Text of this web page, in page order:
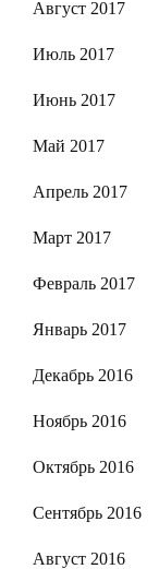
Август 2017
Июль 2017
Июнь 2017
Май 2017
Апрель 2017
Март 2017
Февраль 2017
Январь 2017
Декабрь 2016
Ноябрь 2016
Октябрь 2016
Сентябрь 2016
Август 2016